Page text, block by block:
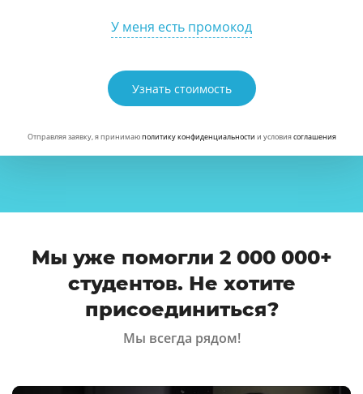
У меня есть промокод
Узнать стоимость
Отправляя заявку, я принимаюполитику конфиденциальности и условиясоглашения
Мы уже помогли 2 000 000+
студентов. Не хотите
присоединиться?
Мы всегда рядом!